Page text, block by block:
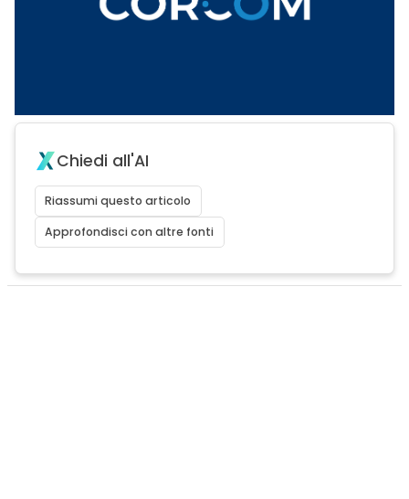
Chiedi all'AI
Riassumi questo articolo
Approfondisci con altre fonti